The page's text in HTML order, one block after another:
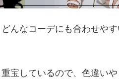
んなコーデにも合わせや
宝しているので、色違い